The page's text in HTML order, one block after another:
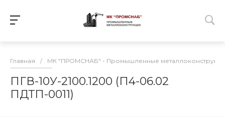
Главная / МК "ПРОМСНАБ" - Промышленные
ПГВ-10У-2100.1200 (П4-06.02
ПДТП-0011)